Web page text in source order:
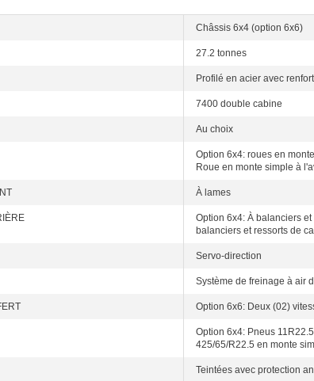
Châssis 6x4 (option 6x6)
27.2 tonnes
Profilé en acier avec
7400 double cabine
Au choix
Option 6x4: roues en
Roue en monte simple à
À lames
Option 6x4: À balanciers
balanciers et ressorts de
Servo-direction
Système de freinage à air
Option 6x6: Deux (02)
Option 6x4: Pneus
425/65/R22.5 en monte
Teintées avec protection